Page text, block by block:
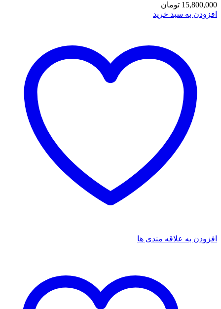
15,800,000 تومان
افزودن به سبد خرید
افزودن به علاقه مندی ها